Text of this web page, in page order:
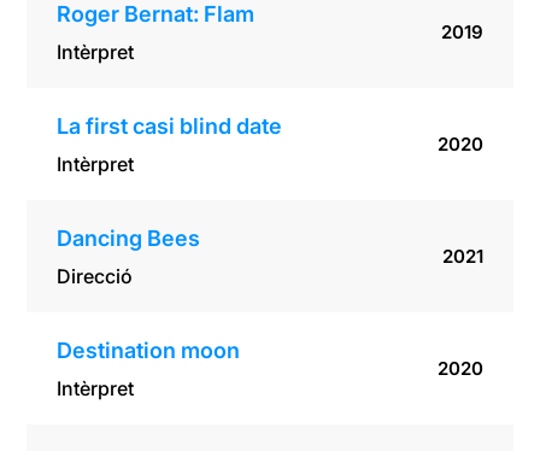
Roger Bernat: Flam
Intèrpret
2019
La first casi blind date
Intèrpret
2020
Dancing Bees
Direcció
2021
Destination moon
Intèrpret
2020